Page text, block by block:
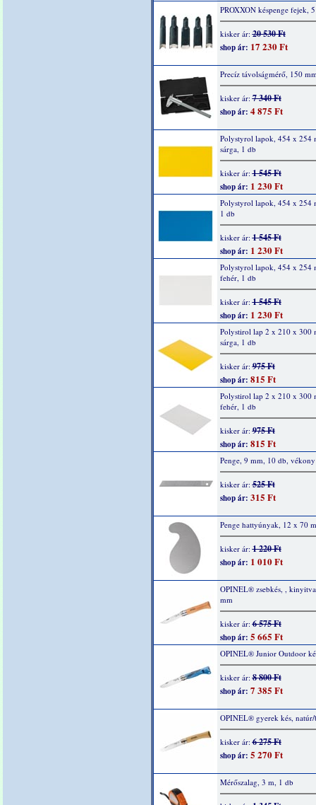
PROXXON késpenge fejek, 5
kisker ár:20 530 Ft
shop ár: 17 230 Ft
Precíz távolságmérő, 150
kisker ár:7 340 Ft
shop ár: 4 875 Ft
Polystyrol lapok, 454 x 254
sárga, 1 db
kisker ár:1 545 Ft
shop ár: 1 230 Ft
Polystyrol lapok, 454 x 254
1 db
kisker ár:1 545 Ft
shop ár: 1 230 Ft
Polystyrol lapok, 454 x 254
fehér, 1 db
kisker ár:1 545 Ft
shop ár: 1 230 Ft
Polystirol lap 2 x 210 x 300
sárga, 1 db
kisker ár:975 Ft
shop ár: 815 Ft
Polystirol lap 2 x 210 x 300
fehér, 1 db
kisker ár:975 Ft
shop ár: 815 Ft
Penge, 9 mm, 10 db, vékony
kisker ár:525 Ft
shop ár: 315 Ft
Penge hattyúnyak, 12 x 70
kisker ár:1 220 Ft
shop ár: 1 010 Ft
OPINEL® zsebkés, ,
mm
kisker ár:6 575 Ft
shop ár: 5 665 Ft
OPINEL® Junior Outdoor
kisker ár:8 800 Ft
shop ár: 7 385 Ft
OPINEL® gyerek kés, natúr/
kisker ár:6 275 Ft
shop ár: 5 270 Ft
Mérőszalag, 3 m, 1 db